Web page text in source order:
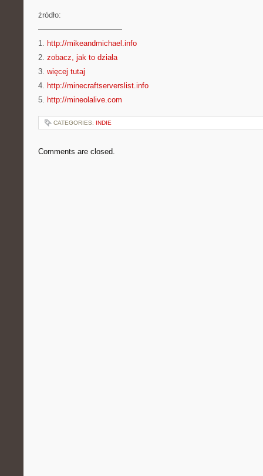
źródło:
———————————
1. http://mikeandmichael.info
2. zobacz, jak to działa
3. więcej tutaj
4. http://minecraftserverslist.info
5. http://mineolalive.com
CATEGORIES: INDIE
Comments are closed.